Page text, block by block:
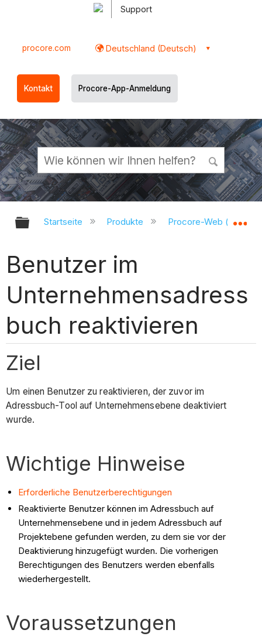
Support
procore.com Deutschland (Deutsch)
Kontakt Procore-App-Anmeldung
Globale Hierarchie auf- und
Startseite Produkte Procore-Web
Benutzer im
Unternehmensadress
buch reaktivieren
Ziel
Um einen Benutzer zu reaktivieren, der zuvor im
Adressbuch-Tool auf Unternehmensebene deaktiviert
wurde.
Wichtige Hinweise
Erforderliche Benutzerberechtigungen
Reaktivierte Benutzer können im Adressbuch auf
Unternehmensebene und in jedem Adressbuch auf
Projektebene gefunden werden, zu dem sie vor der
Deaktivierung hinzugefügt wurden. Die vorherigen
Berechtigungen des Benutzers werden ebenfalls
wiederhergestellt.
Voraussetzungen